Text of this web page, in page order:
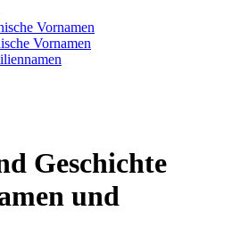
Vornamen
Vornamen
Geschichte
und